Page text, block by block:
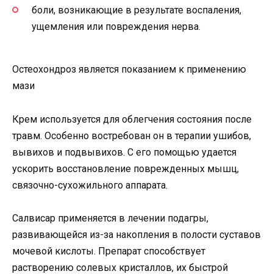
боли, возникающие в результате воспаления,
ущемления или повреждения нерва.
Остеохондроз является показанием к применению
мази
Крем используется для облегчения состояния после
травм. Особенно востребован он в терапии ушибов,
вывихов и подвывихов. С его помощью удается
ускорить восстановление поврежденных мышц,
связочно-сухожильного аппарата.
Салвисар применяется в лечении подагры,
развивающейся из-за накопления в полости суставов
мочевой кислоты. Препарат способствует
растворению солевых кристаллов, их быстрой